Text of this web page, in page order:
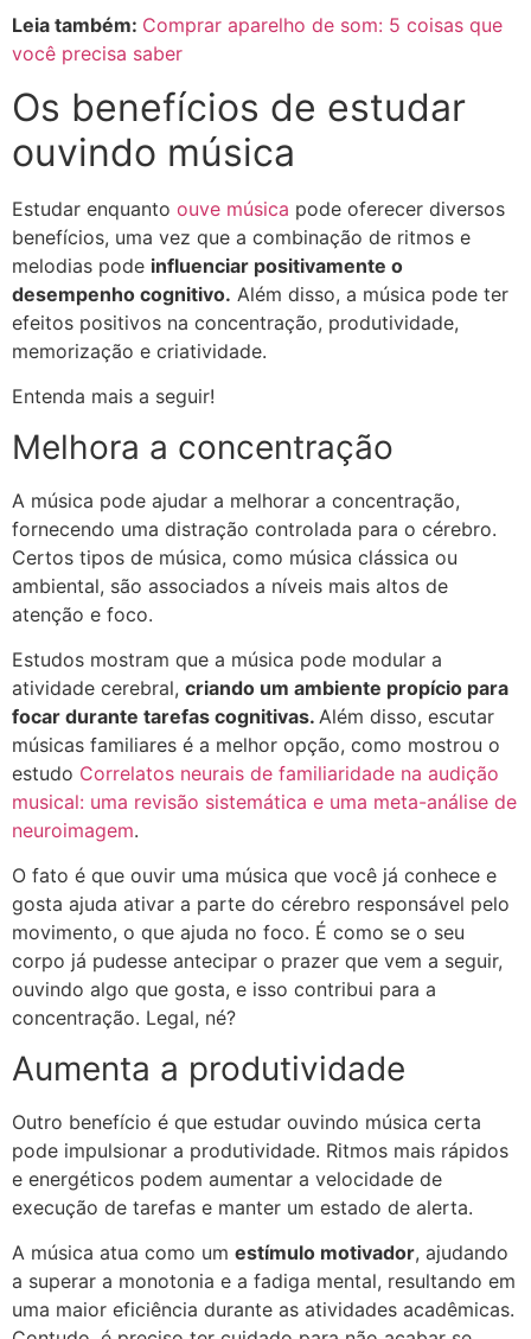
Leia também: Comprar aparelho de som: 5 coisas que
você precisa saber
Os benefícios de estudar
ouvindo música
Estudar enquanto ouve música pode oferecer diversos
benefícios, uma vez que a combinação de ritmos e
melodias pode influenciar positivamente o
desempenho cognitivo. Além disso, a música pode ter
efeitos positivos na concentração, produtividade,
memorização e criatividade.
Entenda mais a seguir!
Melhora a concentração
A música pode ajudar a melhorar a concentração,
fornecendo uma distração controlada para o cérebro.
Certos tipos de música, como música clássica ou
ambiental, são associados a níveis mais altos de
atenção e foco.
Estudos mostram que a música pode modular a
atividade cerebral, criando um ambiente propício para
focar durante tarefas cognitivas. Além disso, escutar
músicas familiares é a melhor opção, como mostrou o
estudo Correlatos neurais de familiaridade na audição
musical: uma revisão sistemática e uma meta-análise de
neuroimagem.
O fato é que ouvir uma música que você já conhece e
gosta ajuda ativar a parte do cérebro responsável pelo
movimento, o que ajuda no foco. É como se o seu
corpo já pudesse antecipar o prazer que vem a seguir,
ouvindo algo que gosta, e isso contribui para a
concentração. Legal, né?
Aumenta a produtividade
Outro benefício é que estudar ouvindo música certa
pode impulsionar a produtividade. Ritmos mais rápidos
e energéticos podem aumentar a velocidade de
execução de tarefas e manter um estado de alerta.
A música atua como um estímulo motivador, ajudando
a superar a monotonia e a fadiga mental, resultando em
uma maior eficiência durante as atividades acadêmicas.